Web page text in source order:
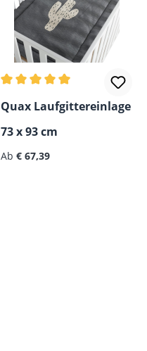
Durchschnittliche
Quax Laufgittereinlage
73 x 93 cm
Regulärer Preis:
Ab € 67,39